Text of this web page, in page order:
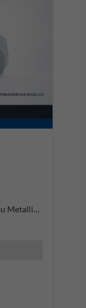
Grau, Delfingrau Metallic (B0)